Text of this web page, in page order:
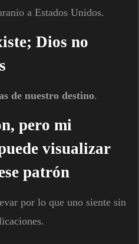
a Estados Unidos.
Dios no
de nuestro destino.
pero mi
visualizar
patrón
por lo que uno siente sin